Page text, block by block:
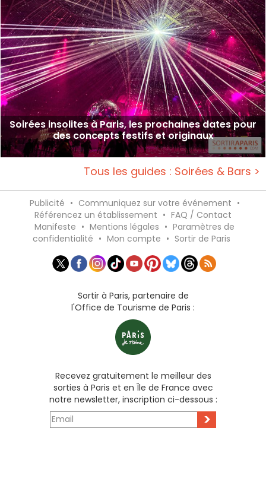
Soirées insolites à Paris, les prochaines dates pour
des concepts festifs et originaux
Tous les guides : Soirées & Bars >
Publicité • Communiquez sur votre événement •
Référencez un établissement • FAQ / Contact
Manifeste • Mentions légales • Paramètres de
confidentialité • Mon compte • Sortir de Paris
Sortir à Paris, partenaire de
l'Office de Tourisme de Paris :
Recevez gratuitement le meilleur des
sorties à Paris et en Île de France avec
notre newsletter, inscription ci-dessous :
>